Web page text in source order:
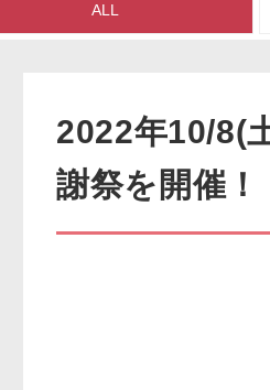
ALL
2022年10/8(
謝祭を開催！